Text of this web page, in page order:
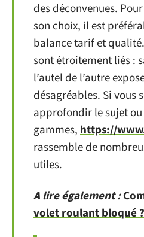
des déconvenues.
son choix, il est
balance tarif et
sont étroitement liés :
l’autel de l’autre
désagréables. Si vous
approfondir le sujet
gammes,https://
rassemble de
utiles.
A lire également :
volet roulant bloqué ?